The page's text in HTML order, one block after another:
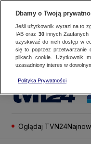
Oglądaj TVN24
Dbamy o Twoją
Jeśli użytkownik wyrazi na to
IAB oraz 30innych Zaufanych
uzyskiwać do nich dostęp w
się to poprzez przetwarzanie
plikach cookie. Użytkownik
uzasadniony interes w
Polityka Prywatności